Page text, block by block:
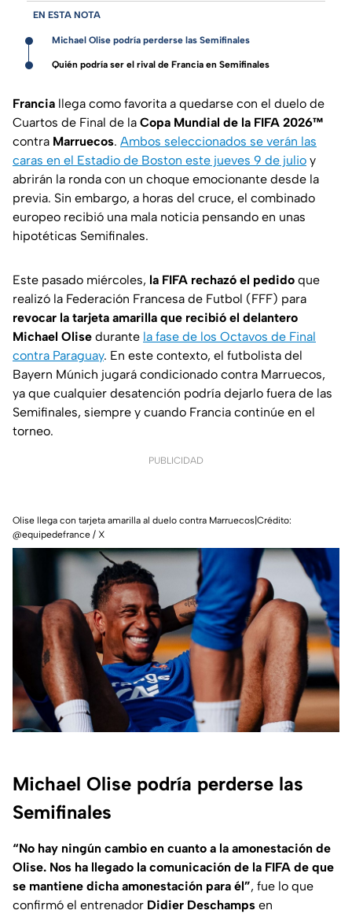
EN ESTA NOTA
Michael Olise podría perderse las Semifinales
Quién podría ser el rival de Francia en Semifinales
Francia llega como favorita a quedarse con el duelo de
Cuartos de Final de la Copa Mundial de la FIFA 2026™
contra Marruecos. Ambos seleccionados se verán las
caras en el Estadio de Boston este jueves 9 de julio y
abrirán la ronda con un choque emocionante desde la
previa. Sin embargo, a horas del cruce, el combinado
europeo recibió una mala noticia pensando en unas
hipotéticas Semifinales.
Este pasado miércoles, la FIFA rechazó el pedido que
realizó la Federación Francesa de Futbol (FFF) para
revocar la tarjeta amarilla que recibió el delantero
Michael Olise durante la fase de los Octavos de Final
contra Paraguay. En este contexto, el futbolista del
Bayern Múnich jugará condicionado contra Marruecos,
ya que cualquier desatención podría dejarlo fuera de las
Semifinales, siempre y cuando Francia continúe en el
torneo.
PUBLICIDAD
Olise llega con tarjeta amarilla al duelo contra Marruecos|Crédito:
@equipedefrance / X
Michael Olise podría perderse las
Semifinales
“No hay ningún cambio en cuanto a la amonestación de
Olise. Nos ha llegado la comunicación de la FIFA de que
se mantiene dicha amonestación para él”, fue lo que
confirmó el entrenador Didier Deschamps en